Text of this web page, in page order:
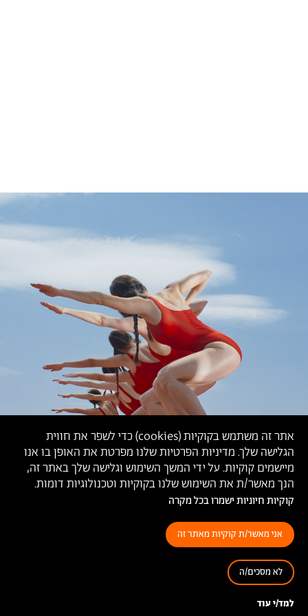
אתר זה משתמש בקוקיות (cookies) כדי לשפר את חווית
הגלישה שלך. מדיניות הפרטיות שלנו מפרטת את האופן בו אנו
מיישמים קוקיות. על ידי המשך השימוש וגלישה שלך באתר זה,
הנך מאשר/ת את השימוש שלנו בקוקיות וטכנולוגיות דומות.
קוקיות חיוניות ישמרו בכל מקרה
אני מאשר/ת קוקיות מאתר זה
לא מסכים/ה
למד/י עוד
'ניצחון השמש העולה', דניאלה מרוז,